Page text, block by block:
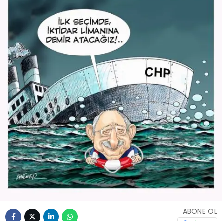
ABONE OL